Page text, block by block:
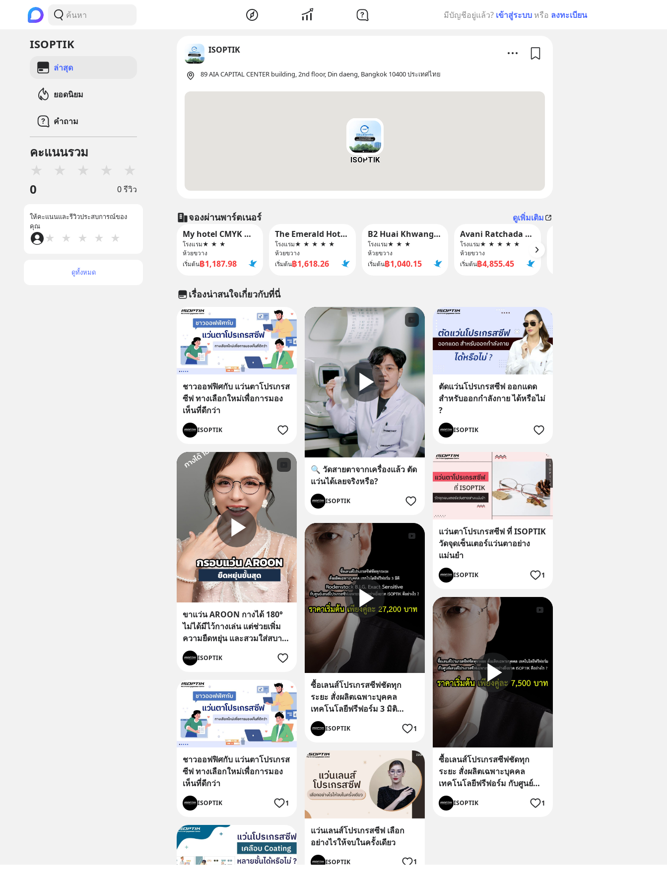
มีบัญชีอยู่แล้ว? เข้าสู่ระบบ หรือ ลงทะเบียน
ISOPTIK
ล่าสุด
ยอดนิยม
คำถาม
คะแนนรวม
★ ★ ★ ★ ★
0 0 รีวิว
ให้คะแนนและรีวิวประสบการณ์ของ
คุณ
★ ★ ★ ★ ★
ดูทั้งหมด
ISOPTIK
89 AIA CAPITAL CENTER building, 2nd floor, Din daeng, Bangkok 10400 ประเทศไทย
ISOPTIK
จองผ่านพาร์ตเนอร์
ดูเพิ่มเติม
My hotel CMYK @ Ratchada
โรงแรม★ ★ ★
ห้วยขวาง
เริ่มต้น฿1,187.98
The Emerald Hotel Bangkok Ratchada
โรงแรม★ ★ ★ ★ ★
ห้วยขวาง
เริ่มต้น฿1,618.26
B2 Huai Khwang Boutique & Budget Hotel
โรงแรม★ ★ ★
ห้วยขวาง
เริ่มต้น฿1,040.15
Avani Ratchada Bangkok Hotel
โรงแรม★ ★ ★ ★ ★
ห้วยขวาง
เริ่มต้น฿4,855.45
เรื่องน่าสนใจเกี่ยวกับที่นี่
ชาวออฟฟิศกับ แว่นตาโปรเกรส
ซีฟ ทางเลือกใหม่เพื่อการมอง
เห็นที่ดีกว่า
ISOPTIK
🔍 วัดสายตาจากเครื่องแล้ว ตัด
แว่นได้เลยจริงหรือ?
ISOPTIK
ตัดแว่นโปรเกรสซีฟ ออกแดด
สำหรับออกกำลังกาย ได้หรือไม่
?
ISOPTIK
ขาแว่น AROON กางได้ 180°
ไม่ได้มีไว้กางเล่น แต่ช่วยเพิ่ม
ความยืดหยุ่น และสวมใส่สบาย
ขึ้นในทุกวัน
ISOPTIK
แว่นตาโปรเกรสซีฟ ที่ ISOPTIK
วัดจุดเซ็นเตอร์แว่นตาอย่าง
แม่นยำ
ISOPTIK 1
ซื้อเลนส์โปรเกรสซีฟชัดทุก
ระยะ สั่งผลิตเฉพาะบุคคล
เทคโนโลยีฟรีฟอร์ม 3 มิติ
Rodenstock B.I.G. Exact
Sensitive กับศูนย์เลนส์โปรเก
ISOPTIK ดีอย่างไร ?
ISOPTIK 1
ซื้อเลนส์โปรเกรสซีฟชัดทุก
ระยะ สั่งผลิตเฉพาะบุคคล
เทคโนโลยีฟรีฟอร์ม กับศูนย์
เลนส์โปรเกรสซีฟเฉพาะบุคคล
อย่างยิ่งยวด ISOPTIK ดีอย่างไร
ISOPTIK 1
ชาวออฟฟิศกับ แว่นตาโปรเกรส
ซีฟ ทางเลือกใหม่เพื่อการมอง
เห็นที่ดีกว่า
ISOPTIK 1
แว่นเลนส์โปรเกรสซีฟ เลือก
อย่างไรให้จบในครั้งเดียว
ISOPTIK 1